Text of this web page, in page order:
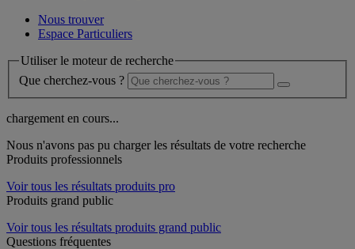
Nous trouver
Espace Particuliers
Utiliser le moteur de recherche
Que cherchez-vous ?
chargement en cours...
Nous n'avons pas pu charger les résultats de votre recherche
Produits professionnels
Voir tous les résultats produits pro
Produits grand public
Voir tous les résultats produits grand public
Questions fréquentes